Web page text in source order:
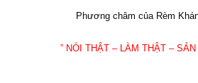
Phương châm của Rèm
” NÓI THẬT – LÀM THẬT – SẢN